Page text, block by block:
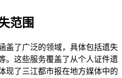
范围
盖了广泛的领域，具体包括遗失
。这些服务覆盖了从个人证件遗
现了三江都市报在地方媒体中的